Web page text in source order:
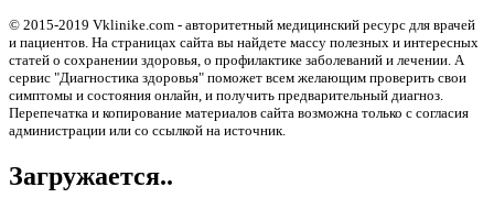
© 2015-2019 Vklinike.com - авторитетный медицинский ресурс для врачей
и пациентов. На страницах сайта вы найдете массу полезных и интересных
статей о сохранении здоровья, о профилактике заболеваний и лечении. А
сервис "Диагностика здоровья" поможет всем желающим проверить свои
симптомы и состояния онлайн, и получить предварительный диагноз.
Перепечатка и копирование материалов сайта возможна только с согласия
администрации или со ссылкой на источник.
Загружается..